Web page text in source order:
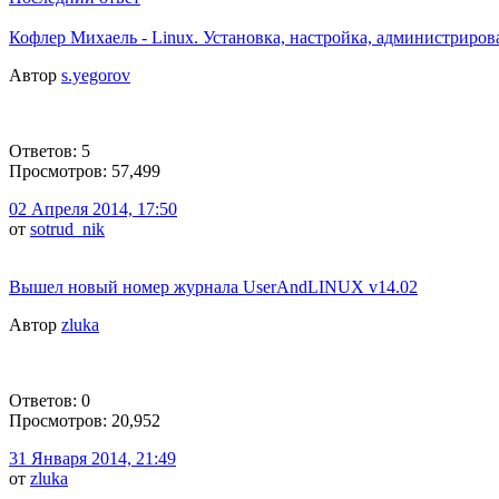
Кофлер Михаель - Linux. Установка, настройка,
Автор s.yegorov
Ответов: 5
Просмотров: 57,499
02 Апреля 2014, 17:50
от sotrud_nik
Вышел новый номер журнала UserAndLINUX v14.02
Автор zluka
Ответов: 0
Просмотров: 20,952
31 Января 2014, 21:49
от zluka